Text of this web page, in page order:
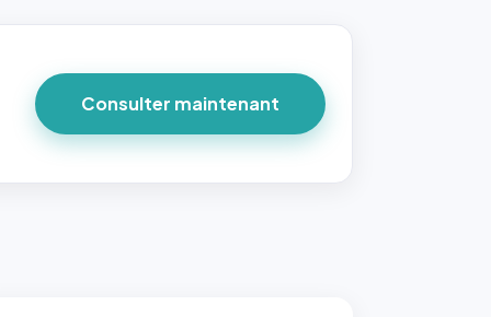
Consulter maintenant
par
1:1
à